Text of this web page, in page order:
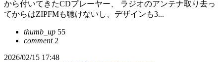
から付いてきたCDプレーヤー、 ラジオのアンテナ取り去っ
てからはZIPFMも聴けないし、デザインも3...
thumb_up 55
comment2
2026/02/15 17:48